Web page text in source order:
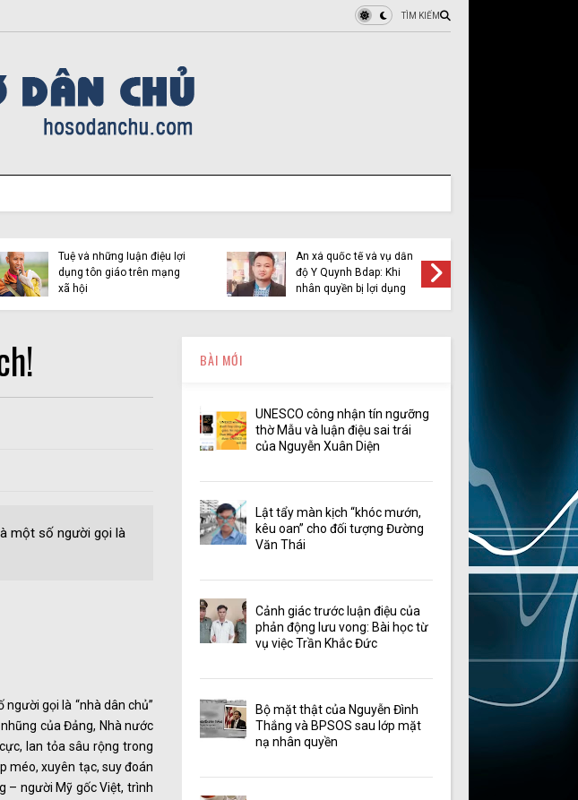
TÌM KIẾM
Tuệ và những luận điệu lợi
dụng tôn giáo trên mạng
xã hội
Ân xá quốc tế và vụ dẫn
độ Y Quynh Bdap: Khi
nhân quyền bị lợi dụng
một số người gọi là
gọi là “nhà dân chủ”
của Đảng, Nhà nước
lan tỏa sâu rộng trong
méo, xuyên tạc, suy đoán
– người Mỹ gốc Việt, trình
BÀI MỚI
UNESCO công nhận tín ngưỡng
thờ Mẫu và luận điệu sai trái
của Nguyễn Xuân Diện
Lật tẩy màn kịch “khóc mướn,
kêu oan” cho đối tượng Đường
Văn Thái
Cảnh giác trước luận điệu của
phản động lưu vong: Bài học từ
vụ việc Trần Khắc Đức
Bộ mặt thật của Nguyễn Đình
Thắng và BPSOS sau lớp mặt
nạ nhân quyền